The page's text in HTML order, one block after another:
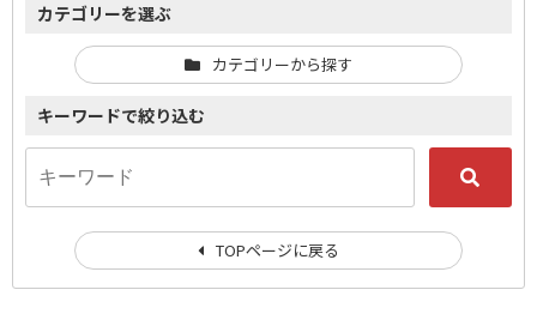
カテゴリーを選ぶ
カテゴリーから探す
キーワードで絞り込む
TOPページに戻る